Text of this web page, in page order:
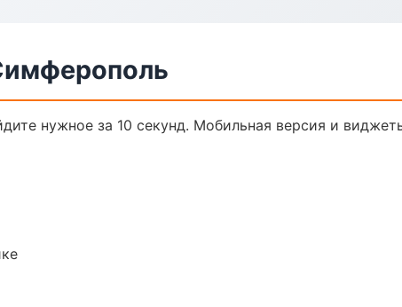
нужное за 10 секунд. Мобильная версия и